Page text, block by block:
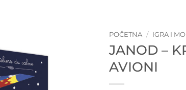
POČETNA / IGRA I
JANOD –
AVIONI